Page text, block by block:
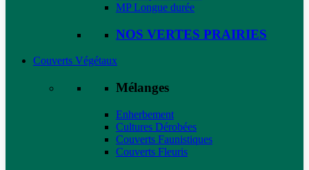
MP Longue durée
NOS VERTES PRAIRIES
Couverts Végétaux
Mélanges
Enherbement
Cultures Dérobées
Couverts Faunistiques
Couverts Fleuris